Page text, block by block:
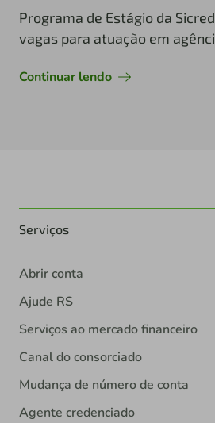
Programa de Estágio da
vagas para atuação em
Continuar lendo
Serviços
Abrir conta
Ajude RS
Serviços ao mercado financeiro
Canal do consorciado
Mudança de número de conta
Agente credenciado